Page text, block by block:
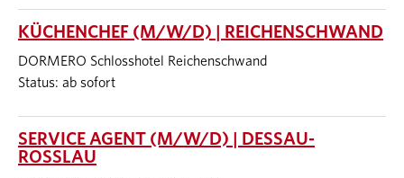
KÜCHENCHEF (M/W/D) | REICHENSCHWAND
DORMERO Schlosshotel Reichenschwand
Status: ab sofort
SERVICE AGENT (M/W/D) | DESSAU-
ROSSLAU